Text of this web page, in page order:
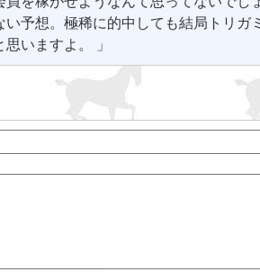
い予想。極稀に的中しても結局トリ
いますよ。 」